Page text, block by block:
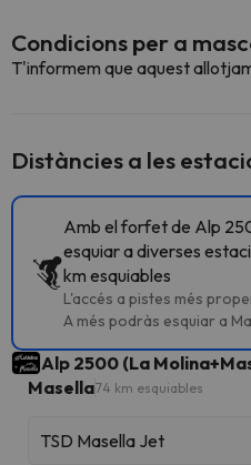
Condicions per a
T'informem que aquest
Distàncies a les
Amb el forfet de Alp
esquiar a diverses
km esquiables
L'accés a pistes més
A més podràs esquiar a
Alp 2500 (La
Masella74 km esquiables
TSD Masella Jet